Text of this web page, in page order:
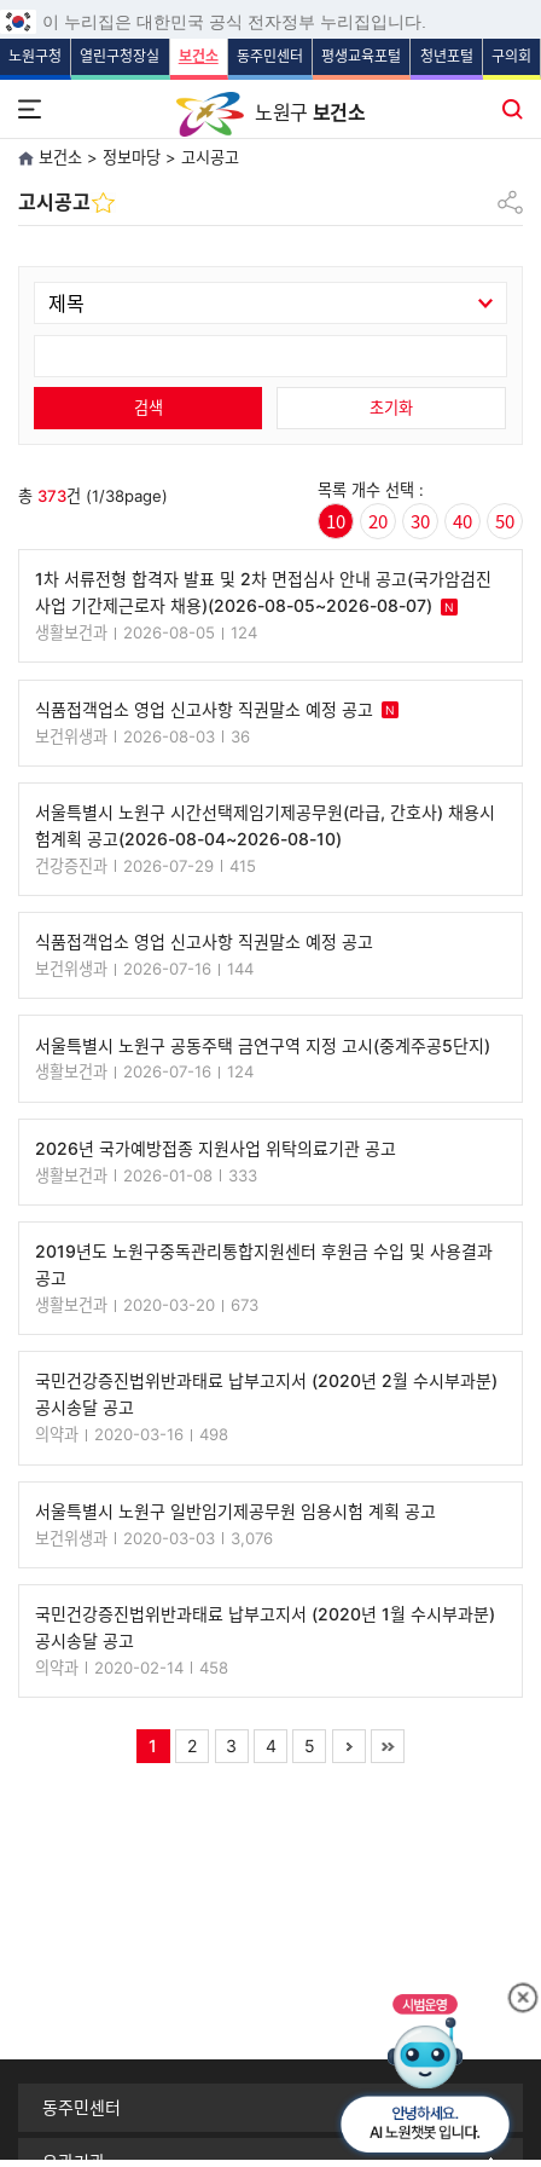
본문 바로가기
주메뉴 바로가기
보조메뉴 바로가기
푸터 바로가기
이 누리집은 대한민국 공식 전자정부 누리집입니다.
노원구청 열린구청장실 보건소 동주민센터 평생교육포털 청년포털 구의회
노원구 보건소
전체메뉴 열기 통합검색
보건소 > 정보마당 > 고시공고
고시공고 공유하
검색 초기화
총 373건 (1/38page) 목록 개수 선택 :
10 20 30 40 50
1차 서류전형 합격자 발표 및 2차 면접심사 안내 공고(국가암검진
사업 기간제근로자 채용)(2026-08-05~2026-08-07)
N
생활보건과 2026-08-05 124
식품접객업소 영업 신고사항 직권말소 예정 공고 N
보건위생과 2026-08-03 36
서울특별시 노원구 시간선택제임기제공무원(라급, 간호사) 채용시
험계획 공고(2026-08-04~2026-08-10)
건강증진과 2026-07-29 415
식품접객업소 영업 신고사항 직권말소 예정 공고
보건위생과 2026-07-16 144
서울특별시 노원구 공동주택 금연구역 지정 고시(중계주공5단지)
생활보건과 2026-07-16 124
2026년 국가예방접종 지원사업 위탁의료기관 공고
생활보건과 2026-01-08 333
2019년도 노원구중독관리통합지원센터 후원금 수입 및 사용결과
공고
생활보건과 2020-03-20 673
국민건강증진법위반과태료 납부고지서 (2020년 2월 수시부과분)
공시송달 공고
의약과 2020-03-16 498
서울특별시 노원구 일반임기제공무원 임용시험 계획 공고
보건위생과 2020-03-03 3,076
국민건강증진법위반과태료 납부고지서 (2020년 1월 수시부과분)
공시송달 공고
의약과 2020-02-14 458
1 2 3 4 5
동주민센터
유관기관